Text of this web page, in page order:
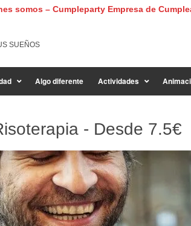
somos – Cumpleparty Empresa de
SUEÑOS
Algo diferente Actividades
- Desde 7.5€